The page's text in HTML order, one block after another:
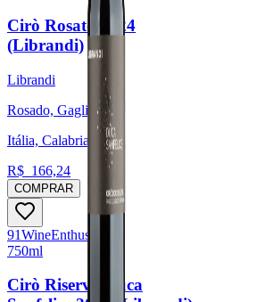
Cirò Rosato 2024
(Librandi)
Librandi
Rosado, Gaglioppo
Itália, Calabria
R$ 166,24
COMPRAR
91WineEnthusiast
750ml
Cirò Riserva Duca